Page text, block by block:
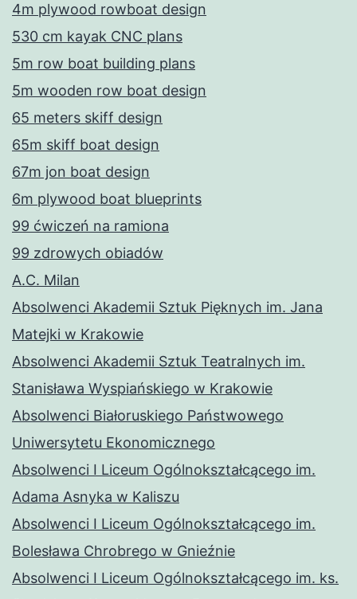
4m plywood rowboat design
530 cm kayak CNC plans
5m row boat building plans
5m wooden row boat design
65 meters skiff design
65m skiff boat design
67m jon boat design
6m plywood boat blueprints
99 ćwiczeń na ramiona
99 zdrowych obiadów
A.C. Milan
Absolwenci Akademii Sztuk Pięknych im. Jana
Matejki w Krakowie
Absolwenci Akademii Sztuk Teatralnych im.
Stanisława Wyspiańskiego w Krakowie
Absolwenci Białoruskiego Państwowego
Uniwersytetu Ekonomicznego
Absolwenci I Liceum Ogólnokształcącego im.
Adama Asnyka w Kaliszu
Absolwenci I Liceum Ogólnokształcącego im.
Bolesława Chrobrego w Gnieźnie
Absolwenci I Liceum Ogólnokształcącego im. ks.